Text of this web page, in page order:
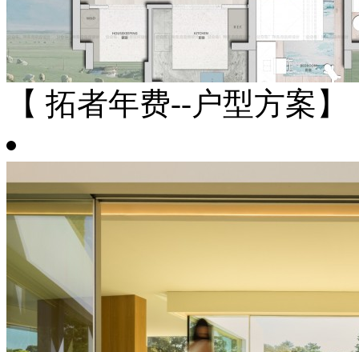
【 拓者年费--户型方案】